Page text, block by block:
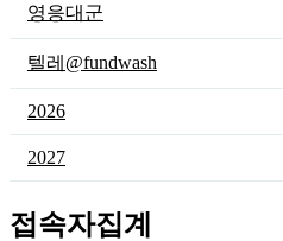
영응대군
텔레@fundwash
2026
2027
접속자집계